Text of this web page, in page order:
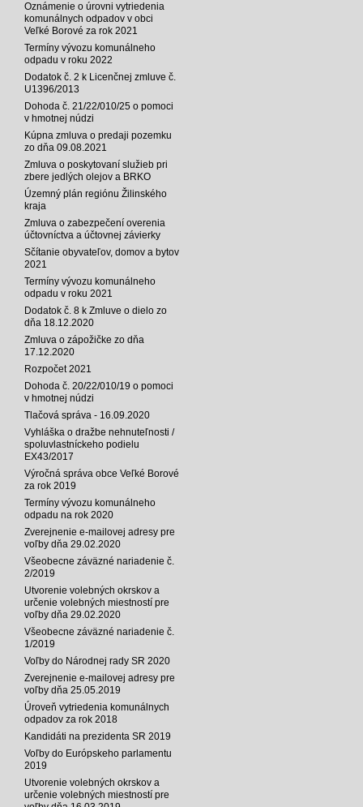
Oznámenie o úrovni vytriedenia
komunálnych odpadov v obci
Veľké Borové za rok 2021
Termíny vývozu komunálneho
odpadu v roku 2022
Dodatok č. 2 k Licenčnej zmluve č.
U1396/2013
Dohoda č. 21/22/010/25 o pomoci
v hmotnej núdzi
Kúpna zmluva o predaji pozemku
zo dňa 09.08.2021
Zmluva o poskytovaní služieb pri
zbere jedlých olejov a BRKO
Územný plán regiónu Žilinského
kraja
Zmluva o zabezpečení overenia
účtovníctva a účtovnej závierky
Sčítanie obyvateľov, domov a bytov
2021
Termíny vývozu komunálneho
odpadu v roku 2021
Dodatok č. 8 k Zmluve o dielo zo
dňa 18.12.2020
Zmluva o zápožičke zo dňa
17.12.2020
Rozpočet 2021
Dohoda č. 20/22/010/19 o pomoci
v hmotnej núdzi
Tlačová správa - 16.09.2020
Vyhláška o dražbe nehnuteľnosti /
spoluvlastníckeho podielu
EX43/2017
Výročná správa obce Veľké Borové
za rok 2019
Termíny vývozu komunálneho
odpadu na rok 2020
Zverejnenie e-mailovej adresy pre
voľby dňa 29.02.2020
Všeobecne záväzné nariadenie č.
2/2019
Utvorenie volebných okrskov a
určenie volebných miestností pre
voľby dňa 29.02.2020
Všeobecne záväzné nariadenie č.
1/2019
Voľby do Národnej rady SR 2020
Zverejnenie e-mailovej adresy pre
voľby dňa 25.05.2019
Úroveň vytriedenia komunálnych
odpadov za rok 2018
Kandidáti na prezidenta SR 2019
Voľby do Európskeho parlamentu
2019
Utvorenie volebných okrskov a
určenie volebných miestností pre